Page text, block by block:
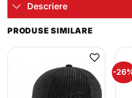
Descriere
PRODUSE SIMILARE
-